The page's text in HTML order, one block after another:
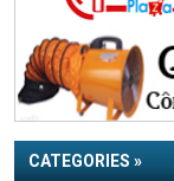
CATEGORIES »